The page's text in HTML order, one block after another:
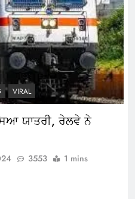
VIRAL
ਯਾਤਰੀ, ਰੇਲਵੇ ਨੇ
3553 1 mins